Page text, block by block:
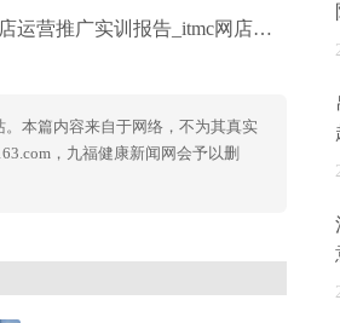
营推广实训报告_itmc网店运营推广心得体会
本篇内容来自于网络，不为其真实
，九福健康新闻网会予以删